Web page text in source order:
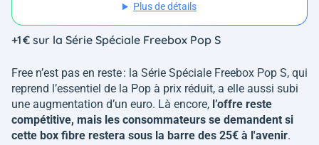
Plus de détails
+1 € sur la Série Spéciale Freebox Pop S
Free n’est pas en reste : la Série Spéciale Freebox Pop S, qui
reprend l’essentiel de la Pop à prix réduit, a elle aussi subi
une augmentation d’un euro. Là encore, l’offre reste
compétitive, mais les consommateurs se demandent si
cette box fibre restera sous la barre des 25€ à l'avenir.